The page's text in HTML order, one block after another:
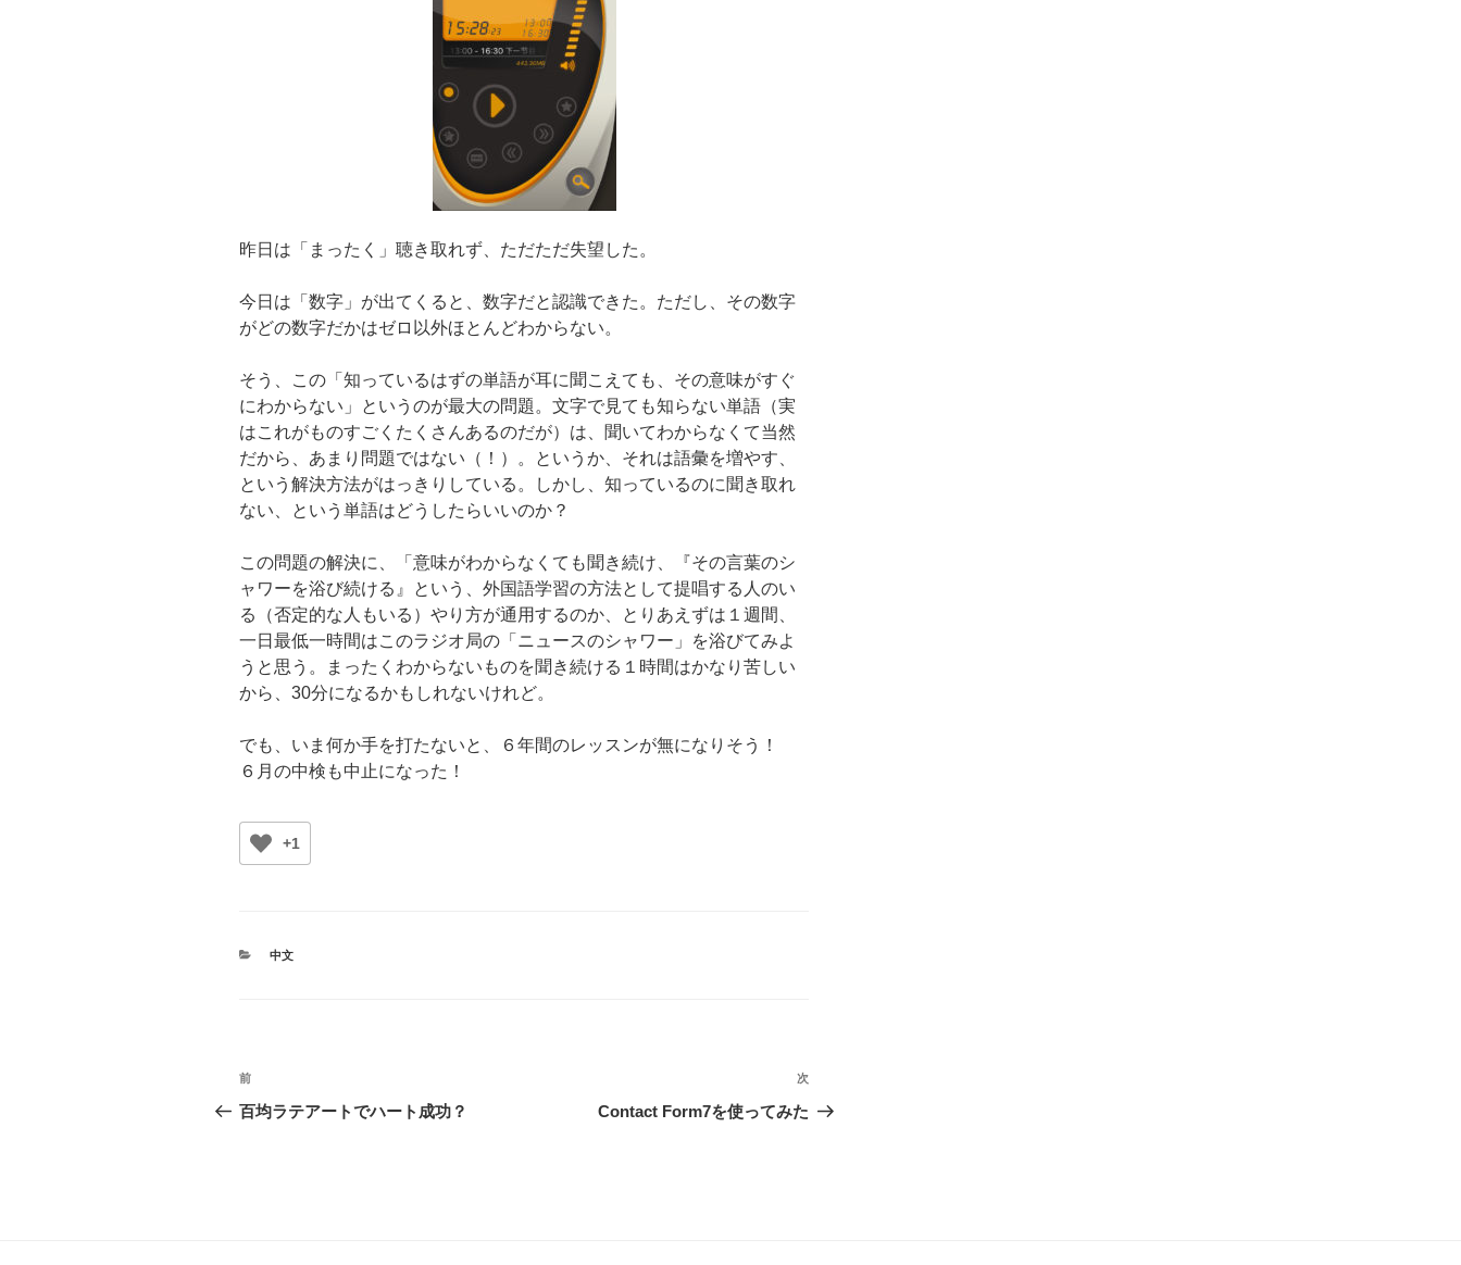
昨日は「まったく」聴き取れず、ただただ失望した。
今日は「数字」が出てくると、数字だと認識できた。ただし、その数字
がどの数字だかはゼロ以外ほとんどわからない。
そう、この「知っているはずの単語が耳に聞こえても、その意味がすぐ
にわからない」というのが最大の問題。文字で見ても知らない単語（実
はこれがものすごくたくさんあるのだが）は、聞いてわからなくて当然
だから、あまり問題ではない（！）。というか、それは語彙を増やす、
という解決方法がはっきりしている。しかし、知っているのに聞き取れ
ない、という単語はどうしたらいいのか？
この問題の解決に、「意味がわからなくても聞き続け、『その言葉のシ
ャワーを浴び続ける』という、外国語学習の方法として提唱する人のい
る（否定的な人もいる）やり方が通用するのか、とりあえずは１週間、
一日最低一時間はこのラジオ局の「ニュースのシャワー」を浴びてみよ
うと思う。まったくわからないものを聞き続ける１時間はかなり苦しい
から、30分になるかもしれないけれど。
でも、いま何か手を打たないと、６年間のレッスンが無になりそう！
６月の中検も中止になった！
+1
カ
中文
投
稿
前
の
前
百均ラテアートでハート成功？
次
の
次
Contact Form7を使ってみた